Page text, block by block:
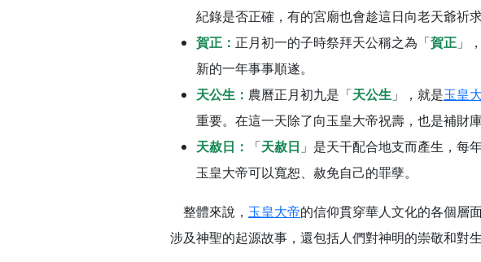
紀錄是否正確，有的宮廟也會趁這日向老天爺祈
賀正： 正月初一的子時祭拜天公稱之為「賀正 」
新的一年事事順遂。
天公生： 農曆正月初九是「天公生 」，就是玉皇
重要。在這一天除了向玉皇大帝祝壽，也是補財
天赦日：
「天赦日 」是天干配合地支而產生，每
玉皇大帝可以寬恕、赦免自己的罪孽。
整體來說， 玉皇大帝的信仰貫穿華人文化的各個層
涉及神聖的起源故事，還包括人們對神明的崇敬和對生